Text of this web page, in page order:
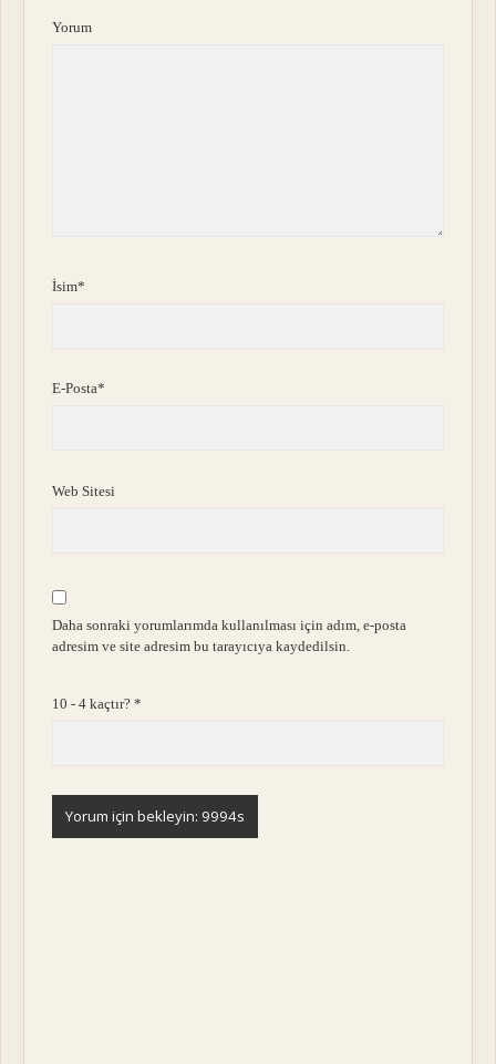
Yorum
İsim*
E-Posta*
Web Sitesi
Daha sonraki yorumlarımda kullanılması için adım, e-posta
adresim ve site adresim bu tarayıcıya kaydedilsin.
10 - 4 kaçtır?*